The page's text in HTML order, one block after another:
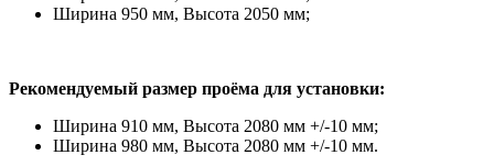
Ширина 950 мм, Высота 2050 мм;
Рекомендуемый размер проёма для установки:
Ширина 910 мм, Высота 2080 мм +/-10 мм;
Ширина 980 мм, Высота 2080 мм +/-10 мм.